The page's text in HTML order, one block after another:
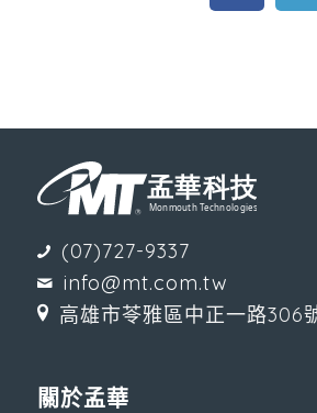
(07)727-9337
info@mt.com.tw
高雄市苓雅區中正一路306
關於孟華